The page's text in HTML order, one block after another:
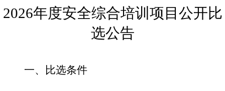
媒体
2026年度安全综合培训项目公开比
选公告
一、比选条件